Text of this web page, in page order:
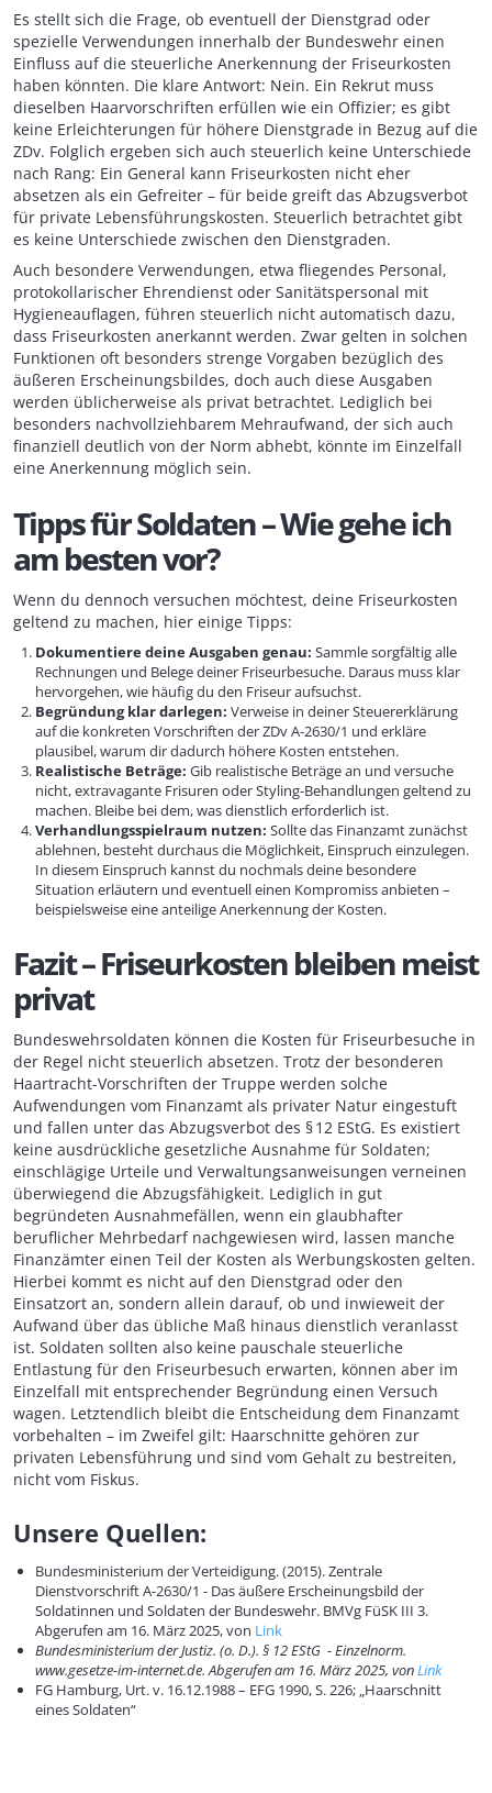
Es stellt sich die Frage, ob eventuell der Dienstgrad oder
spezielle Verwendungen innerhalb der Bundeswehr einen
Einfluss auf die steuerliche Anerkennung der Friseurkosten
haben könnten. Die klare Antwort: Nein. Ein Rekrut muss
dieselben Haarvorschriften erfüllen wie ein Offizier; es gibt
keine Erleichterungen für höhere Dienstgrade in Bezug auf die
ZDv. Folglich ergeben sich auch steuerlich keine Unterschiede
nach Rang: Ein General kann Friseurkosten nicht eher
absetzen als ein Gefreiter – für beide greift das Abzugsverbot
für private Lebensführungskosten. Steuerlich betrachtet gibt
es keine Unterschiede zwischen den Dienstgraden.
Auch besondere Verwendungen, etwa fliegendes Personal,
protokollarischer Ehrendienst oder Sanitätspersonal mit
Hygieneauflagen, führen steuerlich nicht automatisch dazu,
dass Friseurkosten anerkannt werden. Zwar gelten in solchen
Funktionen oft besonders strenge Vorgaben bezüglich des
äußeren Erscheinungsbildes, doch auch diese Ausgaben
werden üblicherweise als privat betrachtet. Lediglich bei
besonders nachvollziehbarem Mehraufwand, der sich auch
finanziell deutlich von der Norm abhebt, könnte im Einzelfall
eine Anerkennung möglich sein.
Tipps für Soldaten – Wie gehe ich
am besten vor?
Wenn du dennoch versuchen möchtest, deine Friseurkosten
geltend zu machen, hier einige Tipps:
Dokumentiere deine Ausgaben genau: Sammle sorgfältig alle
Rechnungen und Belege deiner Friseurbesuche. Daraus muss klar
hervorgehen, wie häufig du den Friseur aufsuchst.
Begründung klar darlegen: Verweise in deiner Steuererklärung
auf die konkreten Vorschriften der ZDv A-2630/1 und erkläre
plausibel, warum dir dadurch höhere Kosten entstehen.
Realistische Beträge: Gib realistische Beträge an und versuche
nicht, extravagante Frisuren oder Styling-Behandlungen geltend zu
machen. Bleibe bei dem, was dienstlich erforderlich ist.
Verhandlungsspielraum nutzen: Sollte das Finanzamt zunächst
ablehnen, besteht durchaus die Möglichkeit, Einspruch einzulegen.
In diesem Einspruch kannst du nochmals deine besondere
Situation erläutern und eventuell einen Kompromiss anbieten –
beispielsweise eine anteilige Anerkennung der Kosten.
Fazit – Friseurkosten bleiben meist
privat
Bundeswehrsoldaten können die Kosten für Friseurbesuche in
der Regel nicht steuerlich absetzen. Trotz der besonderen
Haartracht-Vorschriften der Truppe werden solche
Aufwendungen vom Finanzamt als privater Natur eingestuft
und fallen unter das Abzugsverbot des § 12 EStG. Es existiert
keine ausdrückliche gesetzliche Ausnahme für Soldaten;
einschlägige Urteile und Verwaltungsanweisungen verneinen
überwiegend die Abzugsfähigkeit. Lediglich in gut
begründeten Ausnahmefällen, wenn ein glaubhafter
beruflicher Mehrbedarf nachgewiesen wird, lassen manche
Finanzämter einen Teil der Kosten als Werbungskosten gelten.
Hierbei kommt es nicht auf den Dienstgrad oder den
Einsatzort an, sondern allein darauf, ob und inwieweit der
Aufwand über das übliche Maß hinaus dienstlich veranlasst
ist. Soldaten sollten also keine pauschale steuerliche
Entlastung für den Friseurbesuch erwarten, können aber im
Einzelfall mit entsprechender Begründung einen Versuch
wagen. Letztendlich bleibt die Entscheidung dem Finanzamt
vorbehalten – im Zweifel gilt: Haarschnitte gehören zur
privaten Lebensführung und sind vom Gehalt zu bestreiten,
nicht vom Fiskus.
Unsere Quellen:
Bundesministerium der Verteidigung. (2015). Zentrale
Dienstvorschrift A-2630/1 - Das äußere Erscheinungsbild der
Soldatinnen und Soldaten der Bundeswehr. BMVg FüSK III 3.
Abgerufen am 16. März 2025, von Link
Bundesministerium der Justiz. (o. D.). § 12 EStG - Einzelnorm.
www.gesetze-im-internet.de. Abgerufen am 16. März 2025, vonLink
FG Hamburg, Urt. v. 16.12.1988 – EFG 1990, S. 226; „Haarschnitt
eines Soldaten“